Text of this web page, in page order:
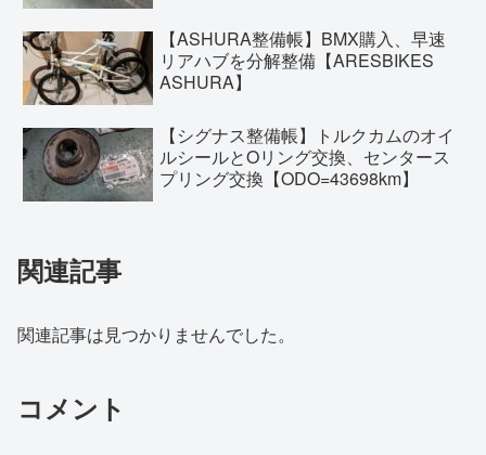
【ASHURA整備帳】BMX購入、早速
リアハブを分解整備【ARESBIKES
ASHURA】
【シグナス整備帳】トルクカムのオイ
ルシールとOリング交換、センタース
プリング交換【ODO=43698km】
関連記事
関連記事は見つかりませんでした。
コメント